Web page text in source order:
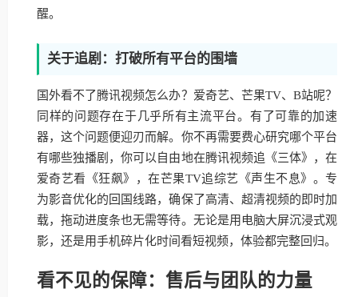
醒。
关于追剧：打破所有平台的围墙
国外看不了腾讯视频怎么办？爱奇艺、芒果TV、B站呢？
同样的问题存在于几乎所有主流平台。有了可靠的加速
器，这个问题便迎刃而解。你不再需要费心研究哪个平台
有哪些独播剧，你可以自由地在腾讯视频追《三体》，在
爱奇艺看《狂飙》，在芒果TV追综艺《声生不息》。专
为影音优化的回国线路，确保了高清、超清视频的即时加
载，拖动进度条也无需等待。无论是用电脑大屏沉浸式观
影，还是用手机碎片化时间看短视频，体验都完整回归。
看不见的保障：售后与团队的力量